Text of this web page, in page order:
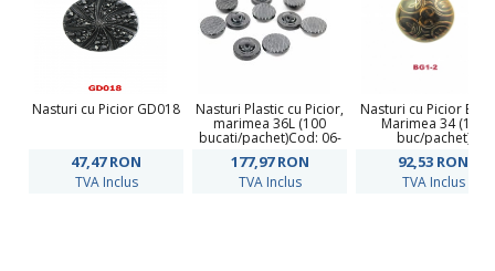
Nasturi cu Picior GD018
47,47RON
TVA Inclus
Nasturi Plastic cu Picior,
marimea 36L (100
bucati/pachet)Cod: 06-
177,97RON
TVA Inclus
Nasturi cu Picior
Marimea 34 (100
buc/pachet)
92,53 RON
TVA Inclus